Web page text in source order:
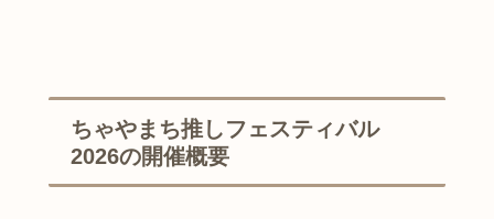
ちゃやまち推しフェスティバル
2026の開催概要